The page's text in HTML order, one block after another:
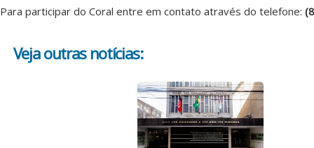
Para participar do Coral entre em contato através do telefone:
Veja outras notícias: